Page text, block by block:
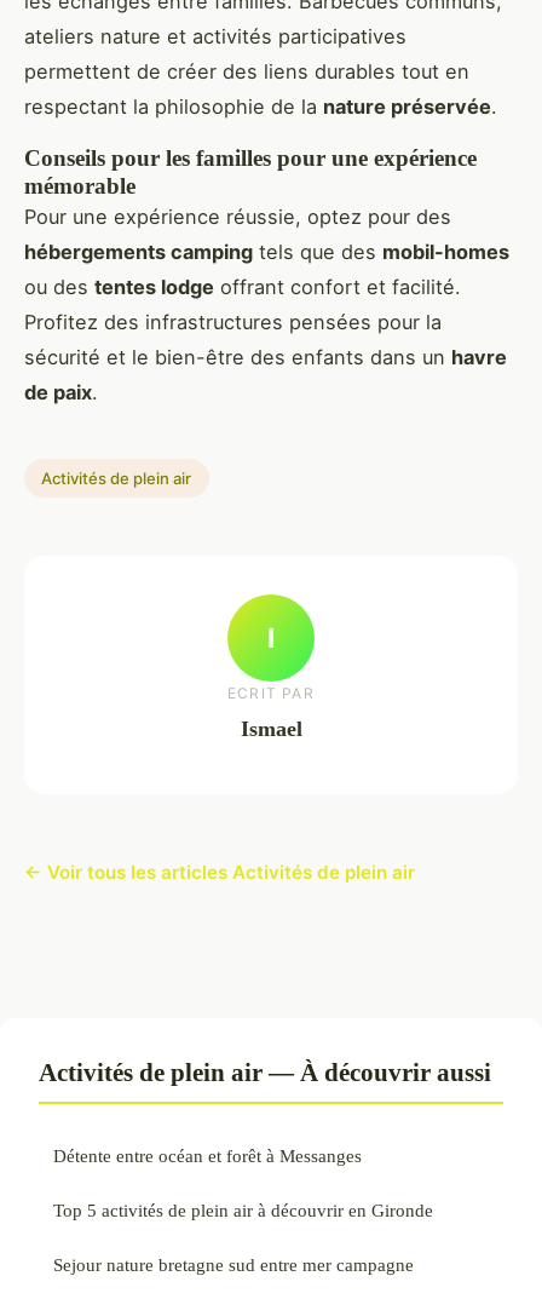
ateliers nature et activités participatives
permettent de créer des liens durables tout en
respectant la philosophie de la nature préservée.
Conseils pour les familles pour une expérience
mémorable
Pour une expérience réussie, optez pour des
hébergements camping tels que des mobil-homes
ou des tentes lodge offrant confort et facilité.
Profitez des infrastructures pensées pour la
sécurité et le bien-être des enfants dans un havre
de paix.
Activités de plein air
I
ECRIT PAR
Ismael
← Voir tous les articles Activités de plein air
Activités de plein air — À découvrir aussi
Détente entre océan et forêt à Messanges
Top 5 activités de plein air à découvrir en Gironde
Sejour nature bretagne sud entre mer campagne